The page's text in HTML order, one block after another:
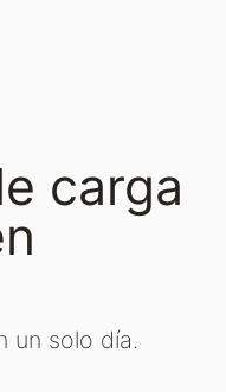
carga
un solo día.